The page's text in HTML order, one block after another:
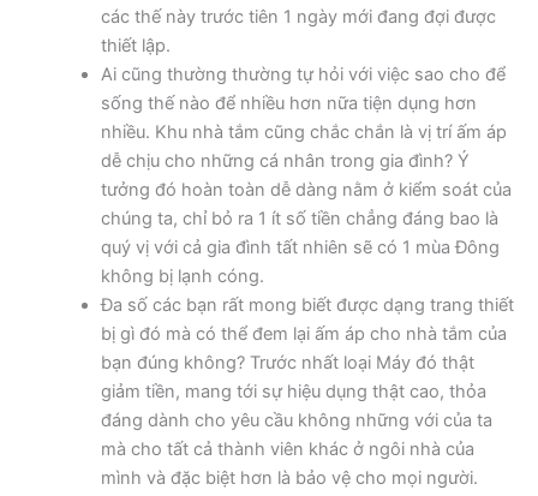
các thế này trước tiên 1 ngày mới đang đợi được
thiết lập.
Ai cũng thường thường tự hỏi với việc sao cho để
sống thế nào để nhiều hơn nữa tiện dụng hơn
nhiều. Khu nhà tắm cũng chắc chắn là vị trí ấm áp
dễ chịu cho những cá nhân trong gia đình? Ý
tưởng đó hoàn toàn dễ dàng nằm ở kiểm soát của
chúng ta, chỉ bỏ ra 1 ít số tiền chẳng đáng bao là
quý vị với cả gia đình tất nhiên sẽ có 1 mùa Đông
không bị lạnh cóng.
Đa số các bạn rất mong biết được dạng trang thiết
bị gì đó mà có thể đem lại ấm áp cho nhà tắm của
bạn đúng không? Trước nhất loại Máy đó thật
giảm tiền, mang tới sự hiệu dụng thật cao, thỏa
đáng dành cho yêu cầu không những với của ta
mà cho tất cả thành viên khác ở ngôi nhà của
mình và đặc biệt hơn là bảo vệ cho mọi người.